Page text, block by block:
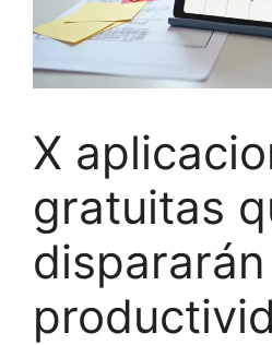
X
gratuitas